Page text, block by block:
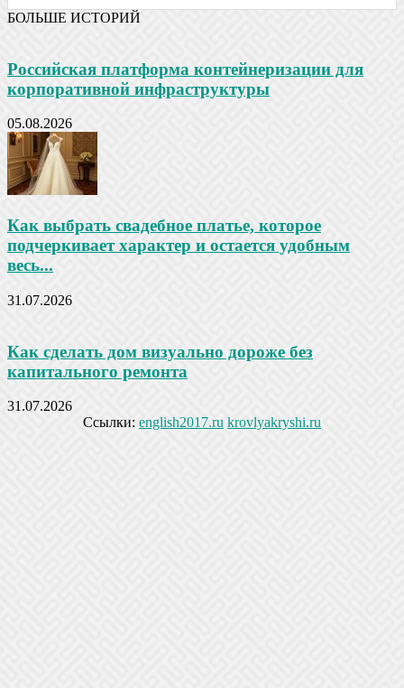
БОЛЬШЕ ИСТОРИЙ
Российская платформа контейнеризации для
корпоративной инфраструктуры
05.08.2026
Как выбрать свадебное платье, которое
подчеркивает характер и остается удобным
весь...
31.07.2026
Как сделать дом визуально дороже без
капитального ремонта
31.07.2026
Ссылки: english2017.ru krovlyakryshi.ru